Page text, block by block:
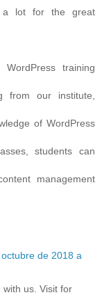
a lot for the great
training
from our institute,
of WordPress
students can
management
de 2018 a
with us. Visit for